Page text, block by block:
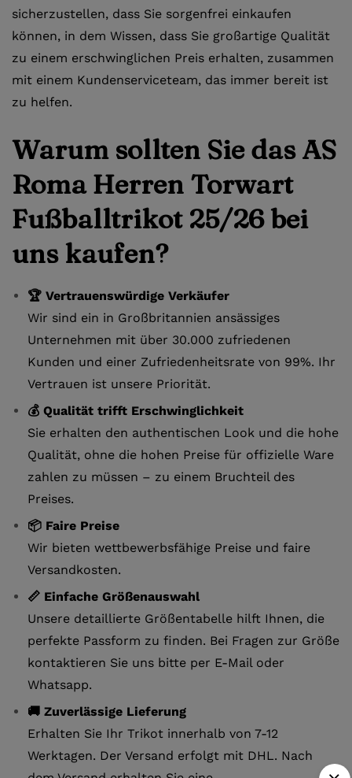
sicherzustellen, dass Sie sorgenfrei einkaufen
können, in dem Wissen, dass Sie großartige Qualität
zu einem erschwinglichen Preis erhalten, zusammen
mit einem Kundenserviceteam, das immer bereit ist
zu helfen.
Warum sollten Sie das AS
Roma Herren Torwart
Fußballtrikot 25/26 bei
uns kaufen?
🏆 Vertrauenswürdige Verkäufer
Wir sind ein in Großbritannien ansässiges
Unternehmen mit über 30.000 zufriedenen
Kunden und einer Zufriedenheitsrate von 99%. Ihr
Vertrauen ist unsere Priorität.
💰 Qualität trifft Erschwinglichkeit
Sie erhalten den authentischen Look und die hohe
Qualität, ohne die hohen Preise für offizielle Ware
zahlen zu müssen – zu einem Bruchteil des
Preises.
📦 Faire Preise
Wir bieten wettbewerbsfähige Preise und faire
Versandkosten.
📏 Einfache Größenauswahl
Unsere detaillierte Größentabelle hilft Ihnen, die
perfekte Passform zu finden. Bei Fragen zur Größe
kontaktieren Sie uns bitte per E-Mail oder
Whatsapp.
🚚 Zuverlässige Lieferung
Erhalten Sie Ihr Trikot innerhalb von 7-12
Werktagen. Der Versand erfolgt mit DHL. Nach